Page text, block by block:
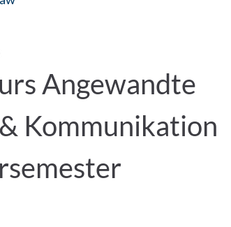
Angewandte
Kommunikation